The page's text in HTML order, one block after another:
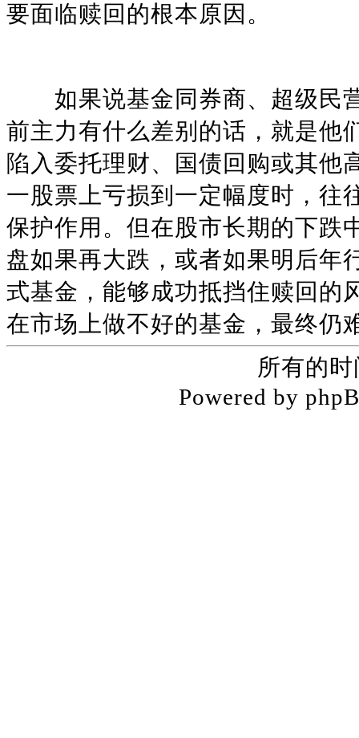
要面临赎回的根本原因。
如果说基金同券商、超级民
前主力有什么差别的话，就是他
陷入委托理财、国债回购或其他
一股票上亏损到一定幅度时，往
保护作用。但在股市长期的下跌
盘如果再大跌，或者如果明后年
式基金，能够成功抵挡住赎回的
在市场上做不好的基金，最终仍
所有的
Powered by